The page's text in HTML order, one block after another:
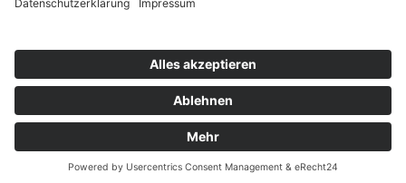
Umsetzung:
Suche
Hier können Sie die gesamte Webseite durchsuchen:
Search for:
Search Button